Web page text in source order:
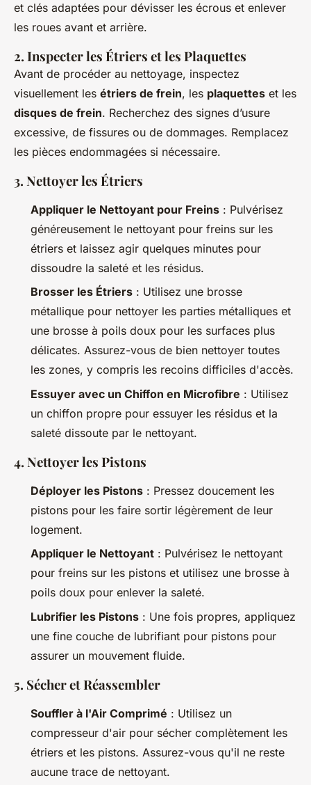
et clés adaptées pour dévisser les écrous et enlever
les roues avant et arrière.
2. Inspecter les Étriers et les Plaquettes
Avant de procéder au nettoyage, inspectez
visuellement les étriers de frein, les plaquettes et les
disques de frein. Recherchez des signes d’usure
excessive, de fissures ou de dommages. Remplacez
les pièces endommagées si nécessaire.
3. Nettoyer les Étriers
Appliquer le Nettoyant pour Freins : Pulvérisez
généreusement le nettoyant pour freins sur les
étriers et laissez agir quelques minutes pour
dissoudre la saleté et les résidus.
Brosser les Étriers : Utilisez une brosse
métallique pour nettoyer les parties métalliques et
une brosse à poils doux pour les surfaces plus
délicates. Assurez-vous de bien nettoyer toutes
les zones, y compris les recoins difficiles d'accès.
Essuyer avec un Chiffon en Microfibre : Utilisez
un chiffon propre pour essuyer les résidus et la
saleté dissoute par le nettoyant.
4. Nettoyer les Pistons
Déployer les Pistons : Pressez doucement les
pistons pour les faire sortir légèrement de leur
logement.
Appliquer le Nettoyant : Pulvérisez le nettoyant
pour freins sur les pistons et utilisez une brosse à
poils doux pour enlever la saleté.
Lubrifier les Pistons : Une fois propres, appliquez
une fine couche de lubrifiant pour pistons pour
assurer un mouvement fluide.
5. Sécher et Réassembler
Souffler à l'Air Comprimé : Utilisez un
compresseur d'air pour sécher complètement les
étriers et les pistons. Assurez-vous qu'il ne reste
aucune trace de nettoyant.